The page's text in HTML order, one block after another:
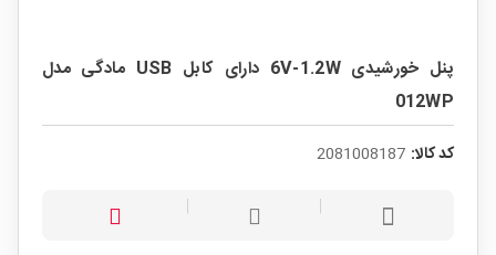
پنل خورشیدی 6V-1.2W دارای کابل USB مادگی مدل
012WP
کد کالا: 2081008187